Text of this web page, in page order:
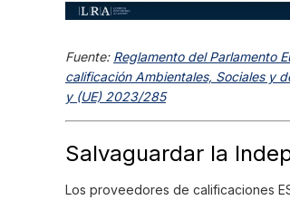
Fuente: Reglamento del Parlamento
calificación Ambientales, Sociales y
y (UE) 2023/285
Salvaguardar la
Los proveedores de calificaciones